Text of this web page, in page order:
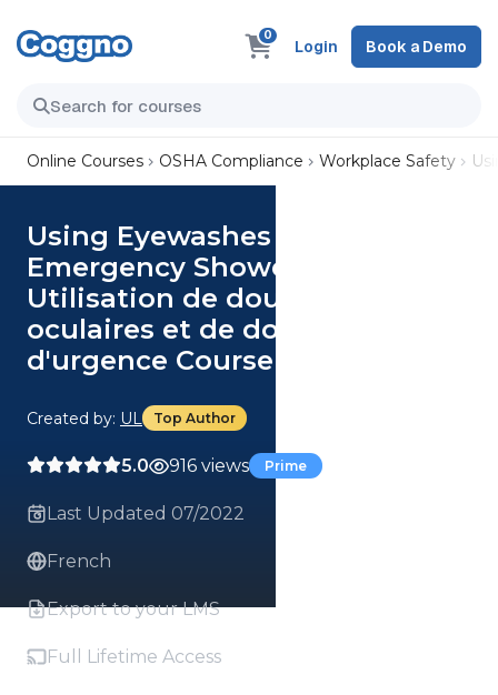
0
Login Book a Demo
Online Courses OSHA Compliance Workplace Safety
Using Eyewashes and
Emergency Showers (French)
Utilisation de douches
oculaires et de douches
d'urgence Course
Created by: UL Top Author
5.0 916 views Prime
Last Updated 07/2022
French
Export to your LMS
Full Lifetime Access